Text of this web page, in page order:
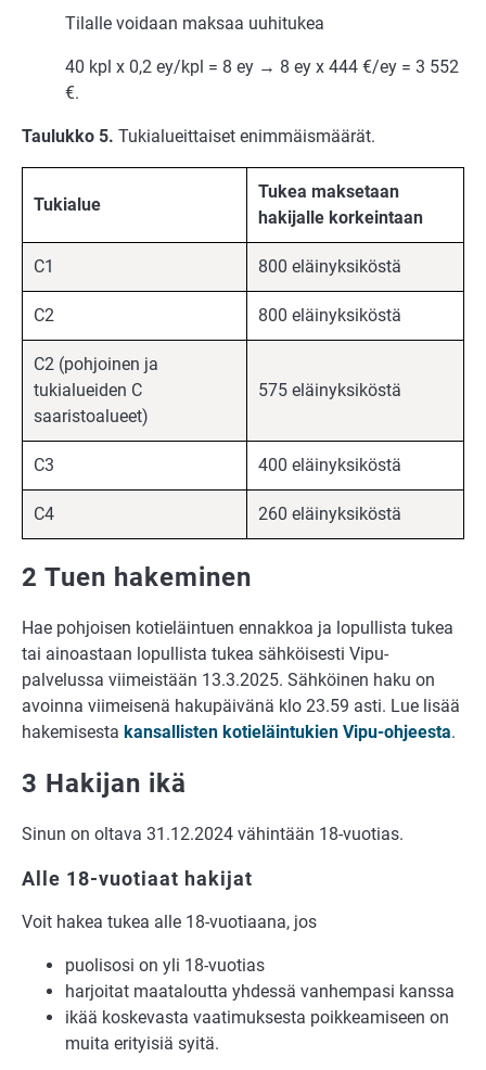
Tilalle voidaan maksaa uuhitukea
40 kpl x 0,2 ey/kpl = 8 ey → 8 ey x 444 €/ey = 3 552
€.
Taulukko 5. Tukialueittaiset enimmäismäärät.
Tukialue
Tukea maksetaan
hakijalle korkeintaan
C1 800 eläinyksiköstä
C2 800 eläinyksiköstä
C2 (pohjoinen ja
tukialueiden C
saaristoalueet)
575 eläinyksiköstä
C3 400 eläinyksiköstä
C4 260 eläinyksiköstä
2 Tuen hakeminen
Hae pohjoisen kotieläintuen ennakkoa ja lopullista tukea
tai ainoastaan lopullista tukea sähköisesti Vipu-
palvelussa viimeistään 13.3.2025. Sähköinen haku on
avoinna viimeisenä hakupäivänä klo 23.59 asti. Lue lisää
hakemisesta kansallisten kotieläintukien Vipu-ohjeesta.
3 Hakijan ikä
Sinun on oltava 31.12.2024 vähintään 18-vuotias.
Alle 18-vuotiaat hakijat
Voit hakea tukea alle 18-vuotiaana, jos
puolisosi on yli 18-vuotias
harjoitat maataloutta yhdessä vanhempasi kanssa
ikää koskevasta vaatimuksesta poikkeamiseen on
muita erityisiä syitä.